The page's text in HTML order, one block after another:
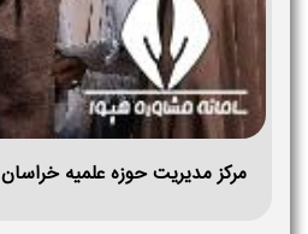
مرکز مدیریت حوزه علمیه خراسان